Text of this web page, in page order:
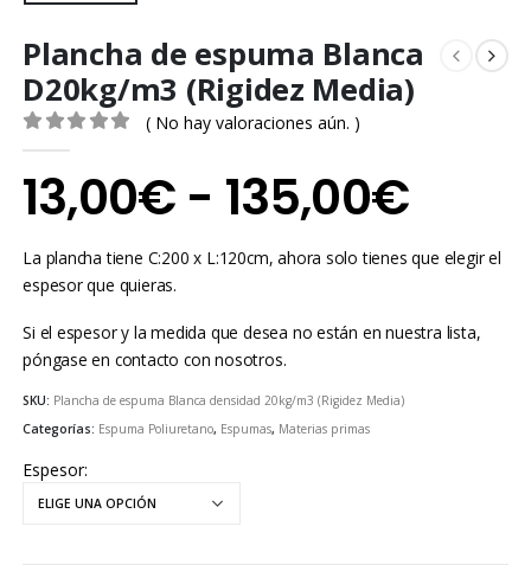
Plancha de espuma Blanca
D20kg/m3 (Rigidez Media)
0out of 5
( No hay valoraciones aún. )
13,00€ - 135,00€
de
La plancha tiene C:200 x L:120cm, ahora solo tienes que elegir el
espesor que quieras.
Si el espesor y la medida que desea no están en nuestra lista,
póngase en contacto con nosotros.
SKU: Plancha de espuma Blanca densidad 20kg/m3 (Rigidez Media)
Categorías: Espuma Poliuretano, Espumas, Materias primas
Espesor